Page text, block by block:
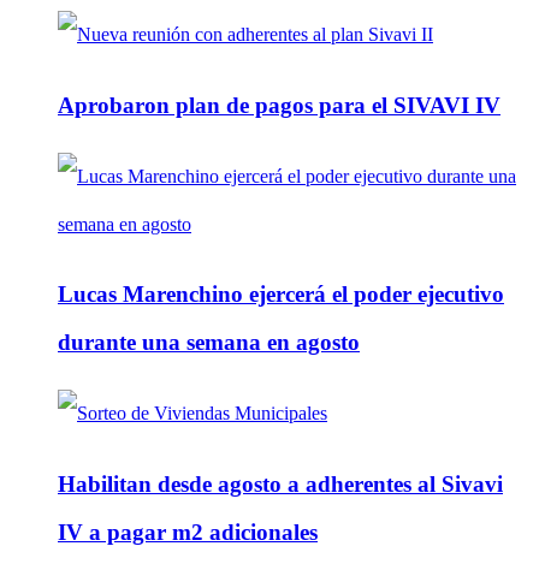
Aprobaron plan de pagos para el SIVAVI IV
Lucas Marenchino ejercerá el poder ejecutivo
durante una semana en agosto
Habilitan desde agosto a adherentes al Sivavi
IV a pagar m2 adicionales